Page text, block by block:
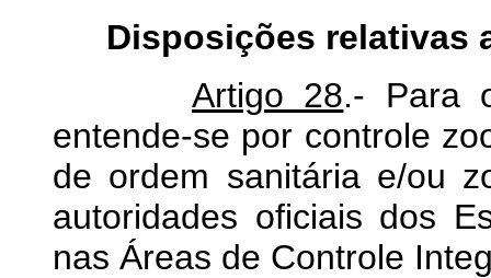
Disposições relativas
Artigo 28.- Para
entende-se por controle
de ordem sanitária e/ou
autoridades oficiais dos
nas Áreas de Controle